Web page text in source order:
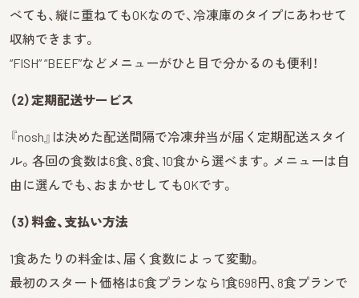
べても、縦に重ねてもOKなので、冷凍庫のタイプにあわせて
収納できます。
“FISH” “BEEF”などメニューがひと目で分かるのも便利！
（2）定期配送サービス
『nosh』は決めた配送間隔で冷凍弁当が届く定期配送スタイ
ル。各回の食数は6食、8食、10食から選べます。メニューは自
由に選んでも、おまかせしてもOKです。
（3）料金、支払い方法
1食あたりの料金は、届く食数によって変動。
最初のスタート価格は6食プランなら1食698円、8食プランで